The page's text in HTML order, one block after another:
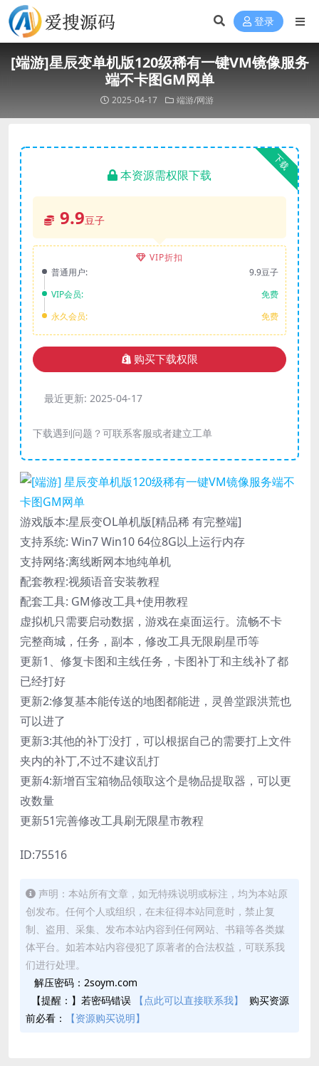
登录
[端游]星辰变单机版120级稀有一键VM镜像服务
端不卡图GM网单
2025-04-17 端游/网游
下载
本资源需权限下载
9.9豆子
VIP折扣
普通用户:
9.9豆子
VIP会员:
免费
永久会员:
免费
购买下载权限
最近更新: 2025-04-17
下载遇到问题？可联系客服或者建立工单
游戏版本:星辰变OL单机版[精品稀 有完整端]
支持系统: Win7 Win10 64位8G以上运行内存
支持网络:离线断网本地纯单机
配套教程:视频语音安装教程
配套工具: GM修改工具+使用教程
虚拟机只需要启动数据，游戏在桌面运行。流畅不卡
完整商城，任务，副本，修改工具无限刷星币等
更新1、修复卡图和主线任务，卡图补丁和主线补了都
已经打好
更新2:修复基本能传送的地图都能进，灵兽堂跟洪荒也
可以进了
更新3:其他的补丁没打，可以根据自己的需要打上文件
夹内的补丁,不过不建议乱打
更新4:新增百宝箱物品领取这个是物品提取器，可以更
改数量
更新51完善修改工具刷无限星市教程
ID:75516
声明：本站所有文章，如无特殊说明或标注，均为本站原
创发布。任何个人或组织，在未征得本站同意时，禁止复
制、盗用、采集、发布本站内容到任何网站、书籍等各类媒
体平台。如若本站内容侵犯了原著者的合法权益，可联系我
们进行处理。
解压密码：2soym.com
【提醒：】若密码错误
【点此可以直接联系我】
购买资源
前必看：
【资源购买说明】